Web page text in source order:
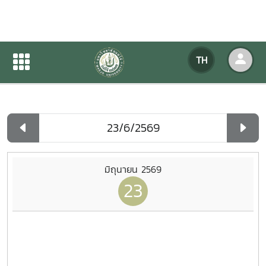
TH
ปฏิทินกิจกรรมของหน่วยงาน
ปฏิทินกิจกรรมของหน่วยงาน
มิถุนายน 2569
23